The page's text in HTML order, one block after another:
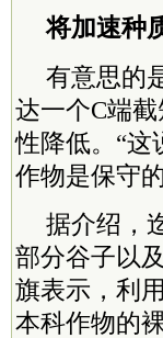
将加速种
有意思的
达一个C端
性降低。“这
作物是保守
据介绍，
部分谷子以
旗表示，利
本科作物的